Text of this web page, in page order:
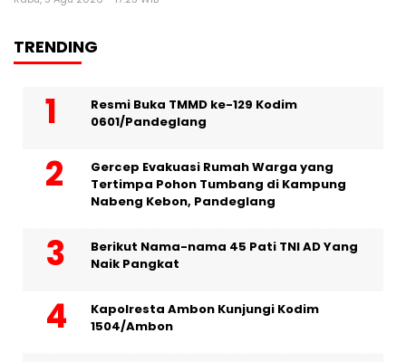
TRENDING
Resmi Buka TMMD ke-129 Kodim
0601/Pandeglang
Gercep Evakuasi Rumah Warga yang
Tertimpa Pohon Tumbang di Kampung
Nabeng Kebon, Pandeglang
Berikut Nama-nama 45 Pati TNI AD Yang
Naik Pangkat
Kapolresta Ambon Kunjungi Kodim
1504/Ambon